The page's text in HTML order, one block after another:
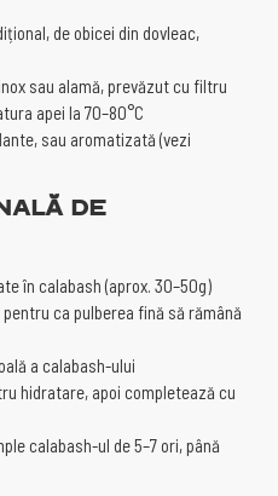
de obicei din dovleac,
sau alamă, prevăzut cu filtru
apei la 70–80°C
sau aromatizată (vezi
de
în calabash (aprox. 30–50g)
ca pulberea fină să rămână
a calabash-ului
hidratare, apoi completează cu
calabash-ul de 5–7 ori, până